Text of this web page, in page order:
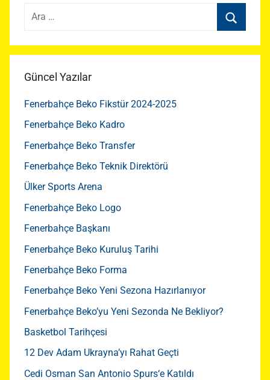
Arama:
Güncel Yazılar
Fenerbahçe Beko Fikstür 2024-2025
Fenerbahçe Beko Kadro
Fenerbahçe Beko Transfer
Fenerbahçe Beko Teknik Direktörü
Ülker Sports Arena
Fenerbahçe Beko Logo
Fenerbahçe Başkanı
Fenerbahçe Beko Kuruluş Tarihi
Fenerbahçe Beko Forma
Fenerbahçe Beko Yeni Sezona Hazırlanıyor
Fenerbahçe Beko’yu Yeni Sezonda Ne Bekliyor?
Basketbol Tarihçesi
12 Dev Adam Ukrayna’yı Rahat Geçti
Cedi Osman San Antonio Spurs‘e Katıldı